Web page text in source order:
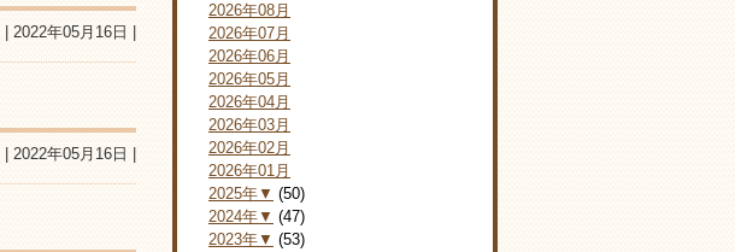
| 2022年05月16日 |
| 2022年05月16日 |
2026年08月
2026年07月
2026年06月
2026年05月
2026年04月
2026年03月
2026年02月
2026年01月
2025年▼ (50)
2024年▼ (47)
2023年▼ (53)